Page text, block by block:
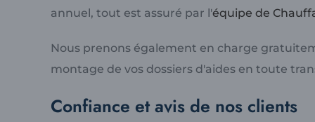
annuel, tout est assuré par l'équipe de
Nous prenons également en charge
montage de vos dossiers d'aides en toute
Confiance et avis de nos clients